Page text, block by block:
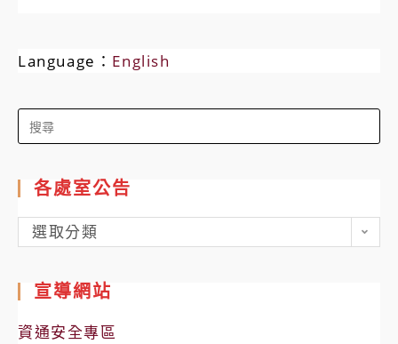
Language： English
Search
for:
各處室公告
各
處
公
告
選取分類
宣導網站
資通安全專區